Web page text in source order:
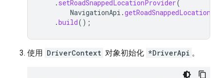
. setRoadSnappedLocationProvider(
NavigationApi .
.build();
使用 DriverContext 对象初始化 *DriverApi 。